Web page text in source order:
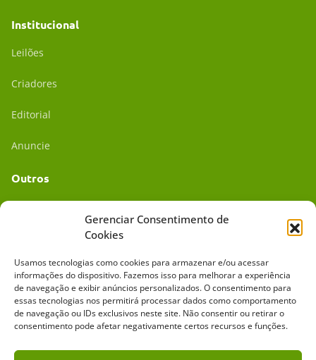
Gerenciar Consentimento de
Cookies
Usamos tecnologias como cookies para armazenar e/ou acessar
informações do dispositivo. Fazemos isso para melhorar a experiência
de navegação e exibir anúncios personalizados. O consentimento para
essas tecnologias nos permitirá processar dados como comportamento
de navegação ou IDs exclusivos neste site. Não consentir ou retirar o
consentimento pode afetar negativamente certos recursos e funções.
Institucional
Leilões
Criadores
Editorial
Anuncie
Outros
Mídia Kit